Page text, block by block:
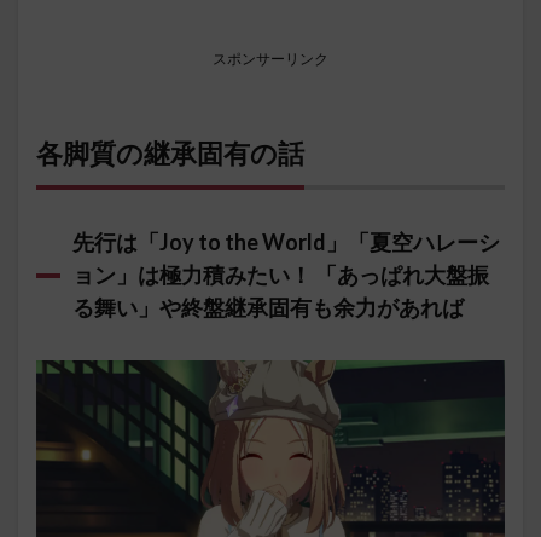
スポンサーリンク
各脚質の継承固有の話
先行は「Joy to the World」「夏空ハレーシ
ョン」は極力積みたい！ 「あっぱれ大盤振
る舞い」や終盤継承固有も余力があれば